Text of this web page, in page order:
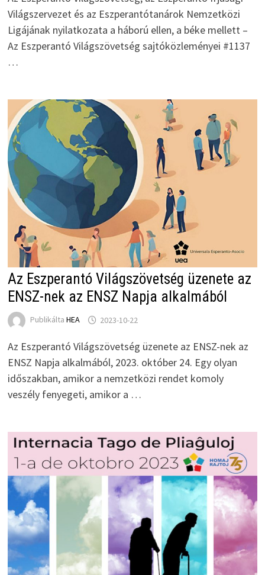
Világszervezet és az Eszperantótanárok Nemzetközi
Ligájának nyilatkozata a háború ellen, a béke mellett –
Az Eszperantó Világszövetség sajtóközleményei #1137
…
Az Eszperantó Világszövetség üzenete az
ENSZ-nek az ENSZ Napja alkalmából
Publikálta HEA 2023-10-22
Az Eszperantó Világszövetség üzenete az ENSZ-nek az
ENSZ Napja alkalmából, 2023. október 24. Egy olyan
időszakban, amikor a nemzetközi rendet komoly
veszély fenyegeti, amikor a …